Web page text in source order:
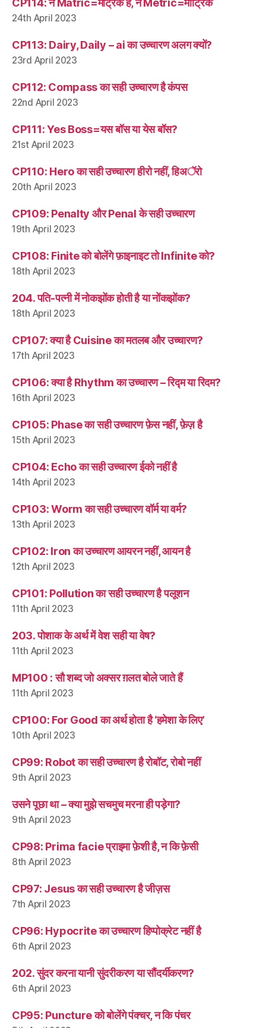
24th April 2023
CP113: Dairy, Daily – ai का उच्चारण अलग क्यों?
23rd April 2023
CP112: Compass का सही उच्चारण है कंपस
22nd April 2023
CP111: Yes Boss=यस बॉस या येस बॉस?
21st April 2023
CP110: Hero का सही उच्चारण हीरो नहीं, हिअॅरो
20th April 2023
CP109: Penalty और Penal के सही उच्चारण
19th April 2023
CP108: Finite को बोलेंगे फ़ाइनाइट तो Infinite को?
18th April 2023
204. पति-पत्नी में नोकझोंक होती है या नोंकझोंक?
18th April 2023
CP107: क्या है Cuisine का मतलब और उच्चारण?
17th April 2023
CP106: क्या है Rhythm का उच्चारण – रिद्म या रिदम?
16th April 2023
CP105: Phase का सही उच्चारण फ़ेस नहीं, फ़ेज़ है
15th April 2023
CP104: Echo का सही उच्चारण ईको नहीं है
14th April 2023
CP103: Worm का सही उच्चारण वॉर्म या वर्म?
13th April 2023
CP102: Iron का उच्चारण आयरन नहीं, आयन है
12th April 2023
CP101: Pollution का सही उच्चारण है पलूशन
11th April 2023
203. पोशाक के अर्थ में वेश सही या वेष?
11th April 2023
MP100 : सौ शब्द जो अक्सर ग़लत बोले जाते हैं
11th April 2023
CP100: For Good का अर्थ होता है ‘हमेशा के लिए’
10th April 2023
CP99: Robot का सही उच्चारण है रोबॉट, रोबो नहीं
9th April 2023
उसने पूछा था – क्या मुझे सचमुच मरना ही पड़ेगा?
9th April 2023
CP98: Prima facie प्राइमा फ़ेशी है, न कि फ़ेसी
8th April 2023
CP97: Jesus का सही उच्चारण है जीज़स
7th April 2023
CP96: Hypocrite का उच्चारण हिप्पोक्रेट नहीं है
6th April 2023
202. सुंदर करना यानी सुंदरीकरण या सौंदर्यीकरण?
6th April 2023
CP95: Puncture को बोलेंगे पंक्चर, न कि पंचर